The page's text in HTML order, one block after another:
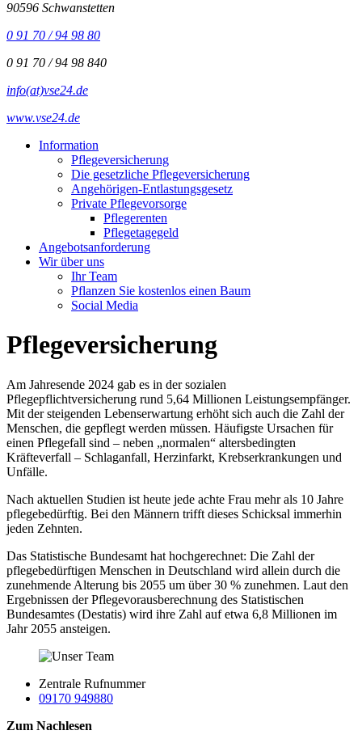
90596 Schwanstetten
0 91 70 / 94 98 80
0 91 70 / 94 98 840
info(at)vse24.de
www.vse24.de
Information
Pflegeversicherung
Die gesetzliche Pflegeversicherung
Angehörigen-Entlastungsgesetz
Private Pflegevorsorge
Pflegerenten
Pflegetagegeld
Angebotsanforderung
Wir über uns
Ihr Team
Pflanzen Sie kostenlos einen Baum
Social Media
Pflegeversicherung
Am Jahresende 2024 gab es in der sozialen
Pflegepflichtversicherung rund 5,64 Millionen Leistungsempfänger.
Mit der steigenden Lebenserwartung erhöht sich auch die Zahl der
Menschen, die gepflegt werden müssen. Häufigste Ursachen für
einen Pflegefall sind – neben „normalen“ altersbedingten
Kräfteverfall – Schlaganfall, Herzinfarkt, Krebserkrankungen und
Unfälle.
Nach aktuellen Studien ist heute jede achte Frau mehr als 10 Jahre
pflegebedürftig. Bei den Männern trifft dieses Schicksal immerhin
jeden Zehnten.
Das Statistische Bundesamt hat hochgerechnet: Die Zahl der
pflegebedürftigen Menschen in Deutschland wird allein durch die
zunehmende Alterung bis 2055 um über 30 % zunehmen. Laut den
Ergebnissen der Pflegevorausberechnung des Statistischen
Bundesamtes (Destatis) wird ihre Zahl auf etwa 6,8 Millionen im
Jahr 2055 ansteigen.
Zentrale Rufnummer
09170 949880
Zum Nachlesen